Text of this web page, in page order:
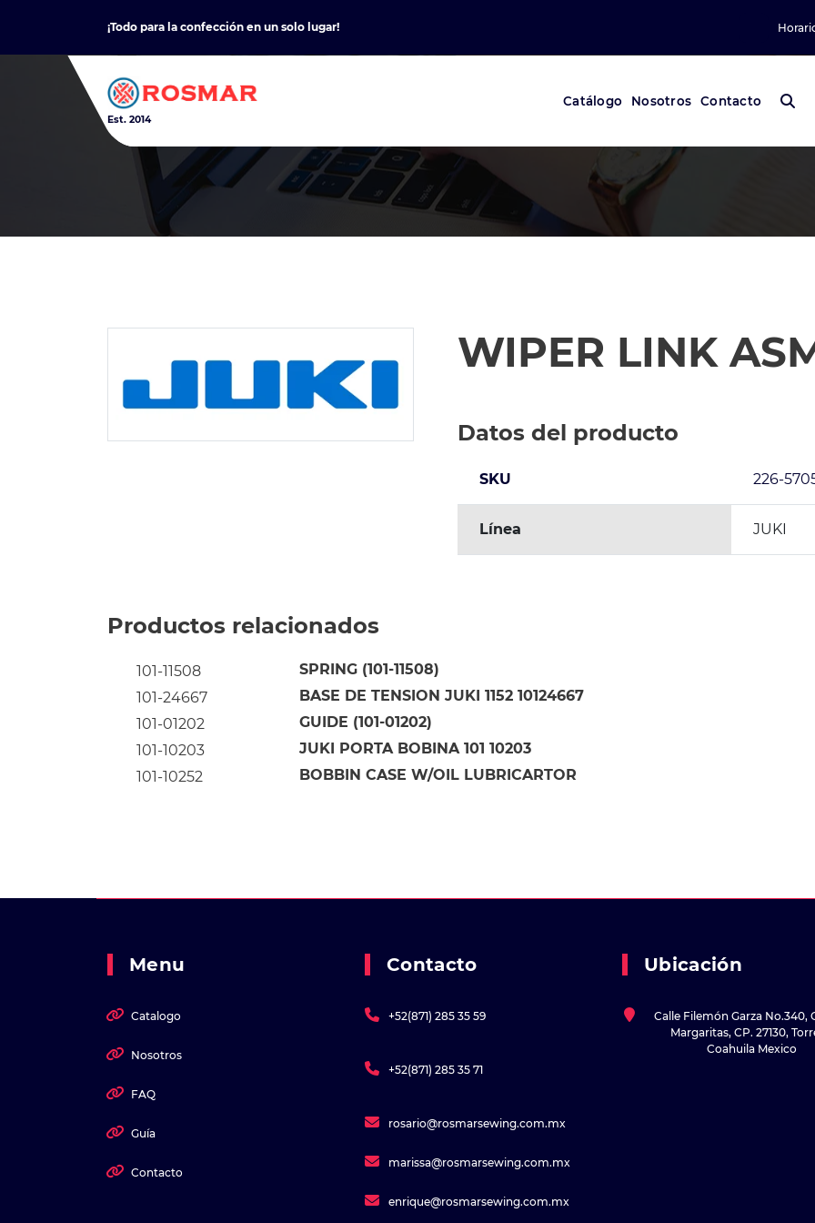
content
¡Todo para la confección en un solo lugar!
Est. 2014
Catálogo Nosotros Contacto
WIPER LINK
Datos del producto
SKU 226-
Línea JUKI
Productos relacionados
101-11508 SPRING (101-11508)
101-24667
BASE DE TENSION JUKI 1152 10124667
101-01202
GUIDE (101-01202)
101-10203
JUKI PORTA BOBINA 101 10203
101-10252
BOBBIN CASE W/OIL LUBRICARTOR
Menu
Catalogo
Nosotros
FAQ
Guía
Contacto
Contacto
+52(871) 285 35 59
+52(871) 285 35 71
rosario@rosmarsewing.com.mx
marissa@rosmarsewing.com.mx
enrique@rosmarsewing.com.mx
Ubicación
Calle Filemón Garza No.340,
Margaritas, CP. 27130,
Coahuila Mexico